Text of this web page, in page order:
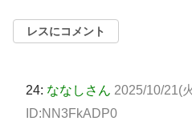
レスにコメント
24: ななしさん 2025/10/21(
ID:NN3FkADP0